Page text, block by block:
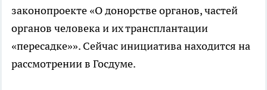
законопроекте «О донорстве органов, частей
органов человека и их трансплантации
«пересадке»». Сейчас инициатива находится на
рассмотрении в Госдуме.